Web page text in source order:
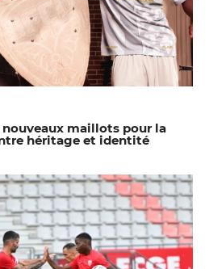
nouveaux maillots pour la
héritage et identité